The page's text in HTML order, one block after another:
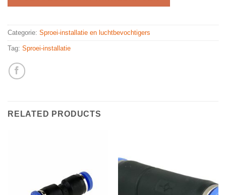
Categorie: Sproei-installatie en luchtbevochtigers
Tag: Sproei-installatie
RELATED PRODUCTS